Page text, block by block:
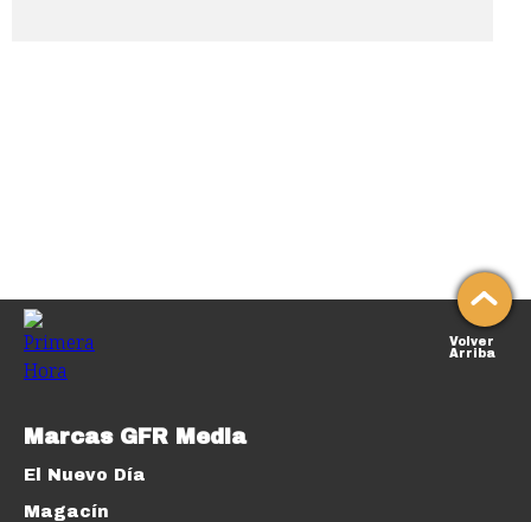
Volver
Arriba
Marcas GFR Media
El Nuevo Día
Magacín